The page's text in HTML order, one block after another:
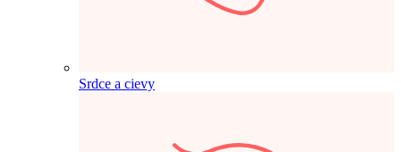
Srdce a cievy